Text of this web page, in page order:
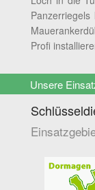
Profi
Unsere